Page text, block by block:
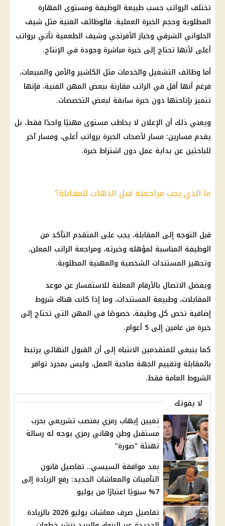
تختلف الرواتب حسب طبيعة الوظيفة ومستوى المهارة
المطلوبة وحجم الخبرة العملية. فالوظائف الفنية مثل شيف
الحلواني الشرقي وخباز الأفرنجي وشيف الطعمية تأتي برواتب
أعلى لأنها تحتاج إلى خبرة مباشرة وجودة في الإنتاج.
أما وظائف التشغيل والخدمات مثل الكاشير والأمن والمبيعات،
فرغم أنها أقل في الراتب مقارنة ببعض المهن الفنية، فإنها
تتميز بإتاحتها دون خبرة سابقة لبعض التخصصات.
ويعني ذلك أن الإعلان لا يخاطب مستوى مهنيًا واحدًا فقط، بل
يقدم مسارين: مسار لأصحاب الخبرة برواتب أعلى، ومسار آخر
للباحثين عن بداية عمل دون اشتراط خبرة.
ما الذي يجب مراجعته قبل الذهاب للمقابلة؟
قبل التوجه إلى المقابلة، يجب على المتقدم التأكد من
الوظيفة المناسبة لمؤهله وخبرته، ومراجعة الراتب المعلن،
وتجهيز المستندات الشخصية والمهنية المطلوبة.
ويفضل الاتصال بالأرقام المعلنة للاستفسار عن موعد
المقابلات، وطبيعة المستندات، وما إذا كانت هناك شروط
إضافية تخص كل وظيفة، خصوصًا في المهن التي تحتاج إلى
خبرة من عامين إلى 5 أعوام.
كما ينبغي للمتقدمين الانتباه إلى أن القبول النهائي يرتبط
بالمقابلة وتقييم الجهة صاحبة العمل، وليس بمجرد توافر
الشروط العامة فقط.
لا يفوتك
تعيين إيهاب رمزي بمنصب تشريعي بحزب
مستقبل وطن وهاني رمزي يوجه له رسالة
تهنئة "صورة"
بعد موافقة السيسي.. تفاصيل قانون
التأمينات والمعاشات الجديد: رفع الزيادة إلى
7% سنويًا اعتبارًا من يوليو
تفاصيل صرف معاشات يوليو 2026 بالزيادة